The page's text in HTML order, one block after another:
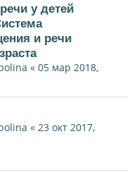
у детей
и речи
« 05 мар 2018,
« 23 окт 2017,